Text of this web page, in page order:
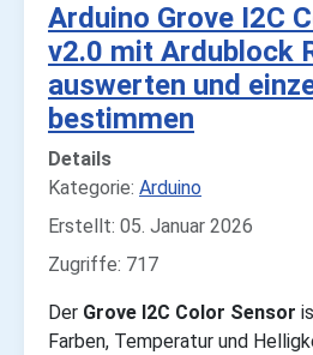
Arduino Grove I2C
v2.0 mit Ardublock
auswerten und
bestimmen
Details
Kategorie: Arduino
Erstellt: 05. Januar 2026
Zugriffe: 717
Der Grove I2C Color Sensor
Farben, Temperatur und